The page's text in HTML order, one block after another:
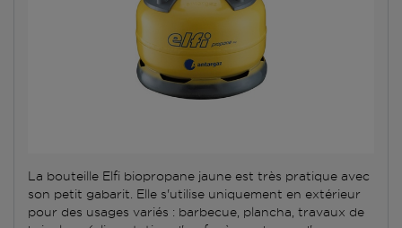
La bouteille Elfi biopropane jaune est très pratique avec
son petit gabarit. Elle s'utilise uniquement en extérieur
pour des usages variés : barbecue, plancha, travaux de